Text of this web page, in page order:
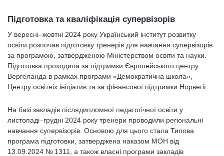
Підготовка та кваліфікація супервізорів
У вересні–жовтні 2024 року Український інститут розвитку
освіти розпочав підготовку тренерів для навчання супервізорів
за програмою, затвердженою Міністерством освіти та науки.
Підготовка проходила за підтримки Європейського центру
Вергеланда в рамках програми «Демократична школа»,
Центру освітніх ініціатив та за фінансової підтримки Норвегії.
На базі закладів післядипломної педагогічної освіти у
листопаді–грудні 2024 року тренери проводили регіональні
навчання супервізорів. Основою для цього стала Типова
програма підготовки, затверджена наказом МОН від
13.09.2024 № 1311, а також власні програми закладів